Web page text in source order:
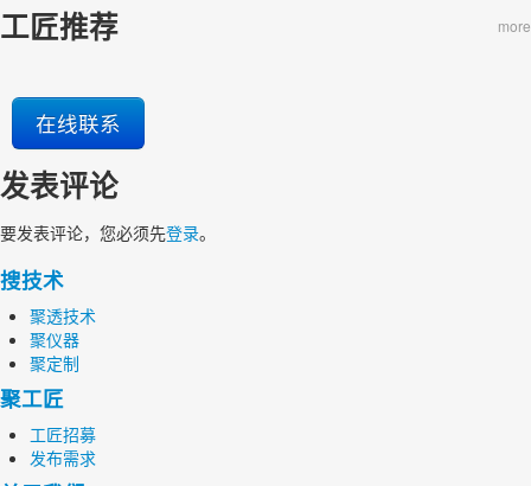
工匠推荐 more
在线联系
发表评论
要发表评论，您必须先登录。
搜技术
聚透技术
聚仪器
聚定制
聚工匠
工匠招募
发布需求